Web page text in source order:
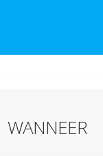
WANNEER